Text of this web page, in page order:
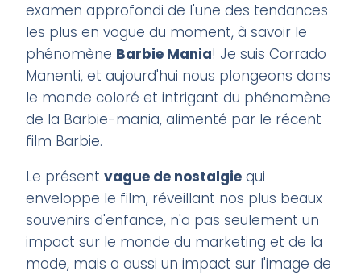
examen approfondi de l'une des tendances
les plus en vogue du moment, à savoir le
phénomène Barbie Mania! Je suis Corrado
Manenti, et aujourd'hui nous plongeons dans
le monde coloré et intrigant du phénomène
de la Barbie-mania, alimenté par le récent
film Barbie.
Le présentvague de nostalgie qui
enveloppe le film, réveillant nos plus beaux
souvenirs d'enfance, n'a pas seulement un
impact sur le monde du marketing et de la
mode, mais a aussi un impact sur l'image de